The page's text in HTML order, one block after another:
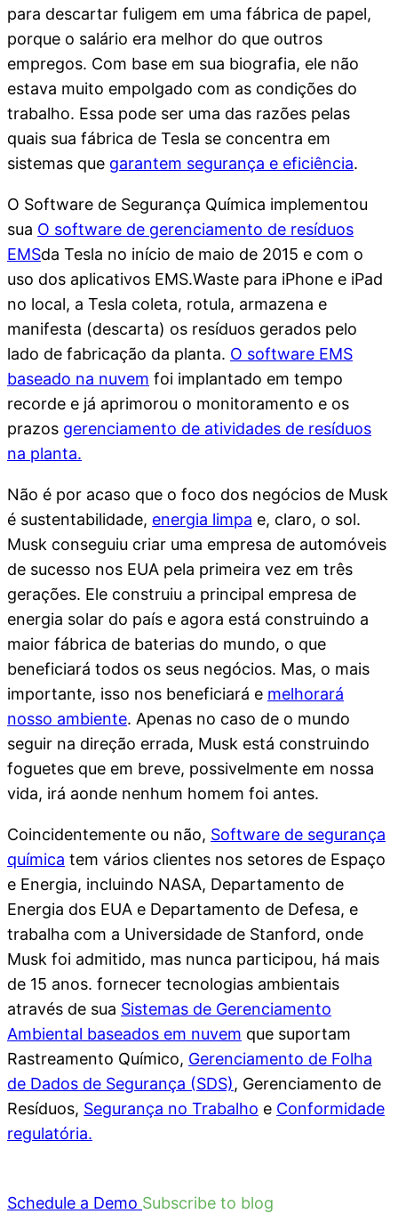
para descartar fuligem em uma fábrica de papel,
porque o salário era melhor do que outros
empregos. Com base em sua biografia, ele não
estava muito empolgado com as condições do
trabalho. Essa pode ser uma das razões pelas
quais sua fábrica de Tesla se concentra em
sistemas que garantem segurança e eficiência.
O Software de Segurança Química implementou
sua O software de gerenciamento de resíduos
EMSda Tesla no início de maio de 2015 e com o
uso dos aplicativos EMS.Waste para iPhone e iPad
no local, a Tesla coleta, rotula, armazena e
manifesta (descarta) os resíduos gerados pelo
lado de fabricação da planta. O software EMS
baseado na nuvem foi implantado em tempo
recorde e já aprimorou o monitoramento e os
prazos gerenciamento de atividades de resíduos
na planta.
Não é por acaso que o foco dos negócios de Musk
é sustentabilidade, energia limpa e, claro, o sol.
Musk conseguiu criar uma empresa de automóveis
de sucesso nos EUA pela primeira vez em três
gerações. Ele construiu a principal empresa de
energia solar do país e agora está construindo a
maior fábrica de baterias do mundo, o que
beneficiará todos os seus negócios. Mas, o mais
importante, isso nos beneficiará e melhorará
nosso ambiente. Apenas no caso de o mundo
seguir na direção errada, Musk está construindo
foguetes que em breve, possivelmente em nossa
vida, irá aonde nenhum homem foi antes.
Coincidentemente ou não, Software de segurança
química tem vários clientes nos setores de Espaço
e Energia, incluindo NASA, Departamento de
Energia dos EUA e Departamento de Defesa, e
trabalha com a Universidade de Stanford, onde
Musk foi admitido, mas nunca participou, há mais
de 15 anos. fornecer tecnologias ambientais
através de sua Sistemas de Gerenciamento
Ambiental baseados em nuvem que suportam
Rastreamento Químico, Gerenciamento de Folha
de Dados de Segurança (SDS), Gerenciamento de
Resíduos, Segurança no Trabalho e Conformidade
regulatória.
Schedule a Demo Subscribe to blog